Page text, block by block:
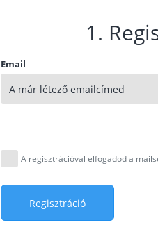
1.
Email
A regisztrációval elfogadod a
Regisztráció